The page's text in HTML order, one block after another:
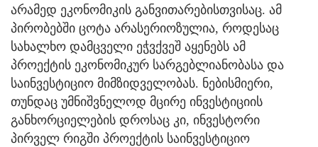
არამედ ეკონომიკის განვითარებისთვისაც. ამ
პირობებში ცოტა არასერიოზულია, როდესაც
სახალხო დამცველი ეჭვქვეშ აყენებს ამ
პროექტის ეკონომიკურ სარგებლიანობასა და
საინვესტიციო მიმზიდველობას. ნებისმიერი,
თუნდაც უმნიშვნელოდ მცირე ინვესტიციის
განხორციელების დროსაც კი, ინვესტორი
პირველ რიგში პროექტის საინვესტიციო